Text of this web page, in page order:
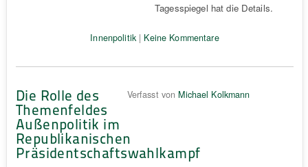
Tagesspiegel hat die Details.
Innenpolitik| Keine Kommentare
Die Rolle des
Themenfeldes
Außenpolitik im
Republikanischen
Präsidentschaftswahlkampf
Verfasst von Michael Kolkmann